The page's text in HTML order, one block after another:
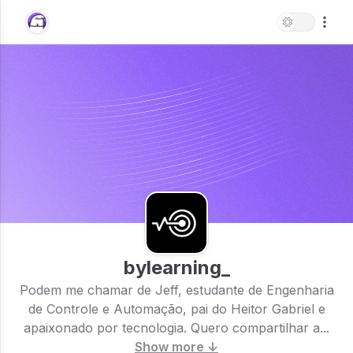
bylearning_
Podem me chamar de Jeff, estudante de Engenharia
de Controle e Automação, pai do Heitor Gabriel e
apaixonado por tecnologia. Quero compartilhar a...
Show more ↓